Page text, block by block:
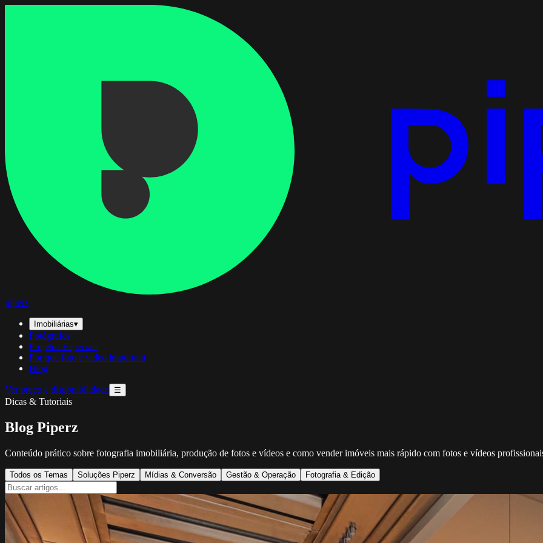
piperz
Imobiliárias▾
Fotógrafos
Projetos Especiais
Por que foto e vídeo importam
Blog
Ver preço e disponibilidade ☰
Dicas & Tutoriais
Blog Piperz
Conteúdo prático sobre fotografia imobiliária, produção de fotos e vídeos e como vender imóveis mais rápido com fotos e vídeos
Todos os Temas Soluções Piperz Mídias & Conversão Gestão & Operação Fotografia & Edição